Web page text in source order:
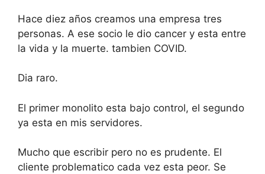
Hace diez años creamos una empresa tres
personas. A ese socio le dio cancer y esta entre
la vida y la muerte. tambien COVID.
Dia raro.
El primer monolito esta bajo control, el segundo
ya esta en mis servidores.
Mucho que escribir pero no es prudente. El
cliente problematico cada vez esta peor. Se